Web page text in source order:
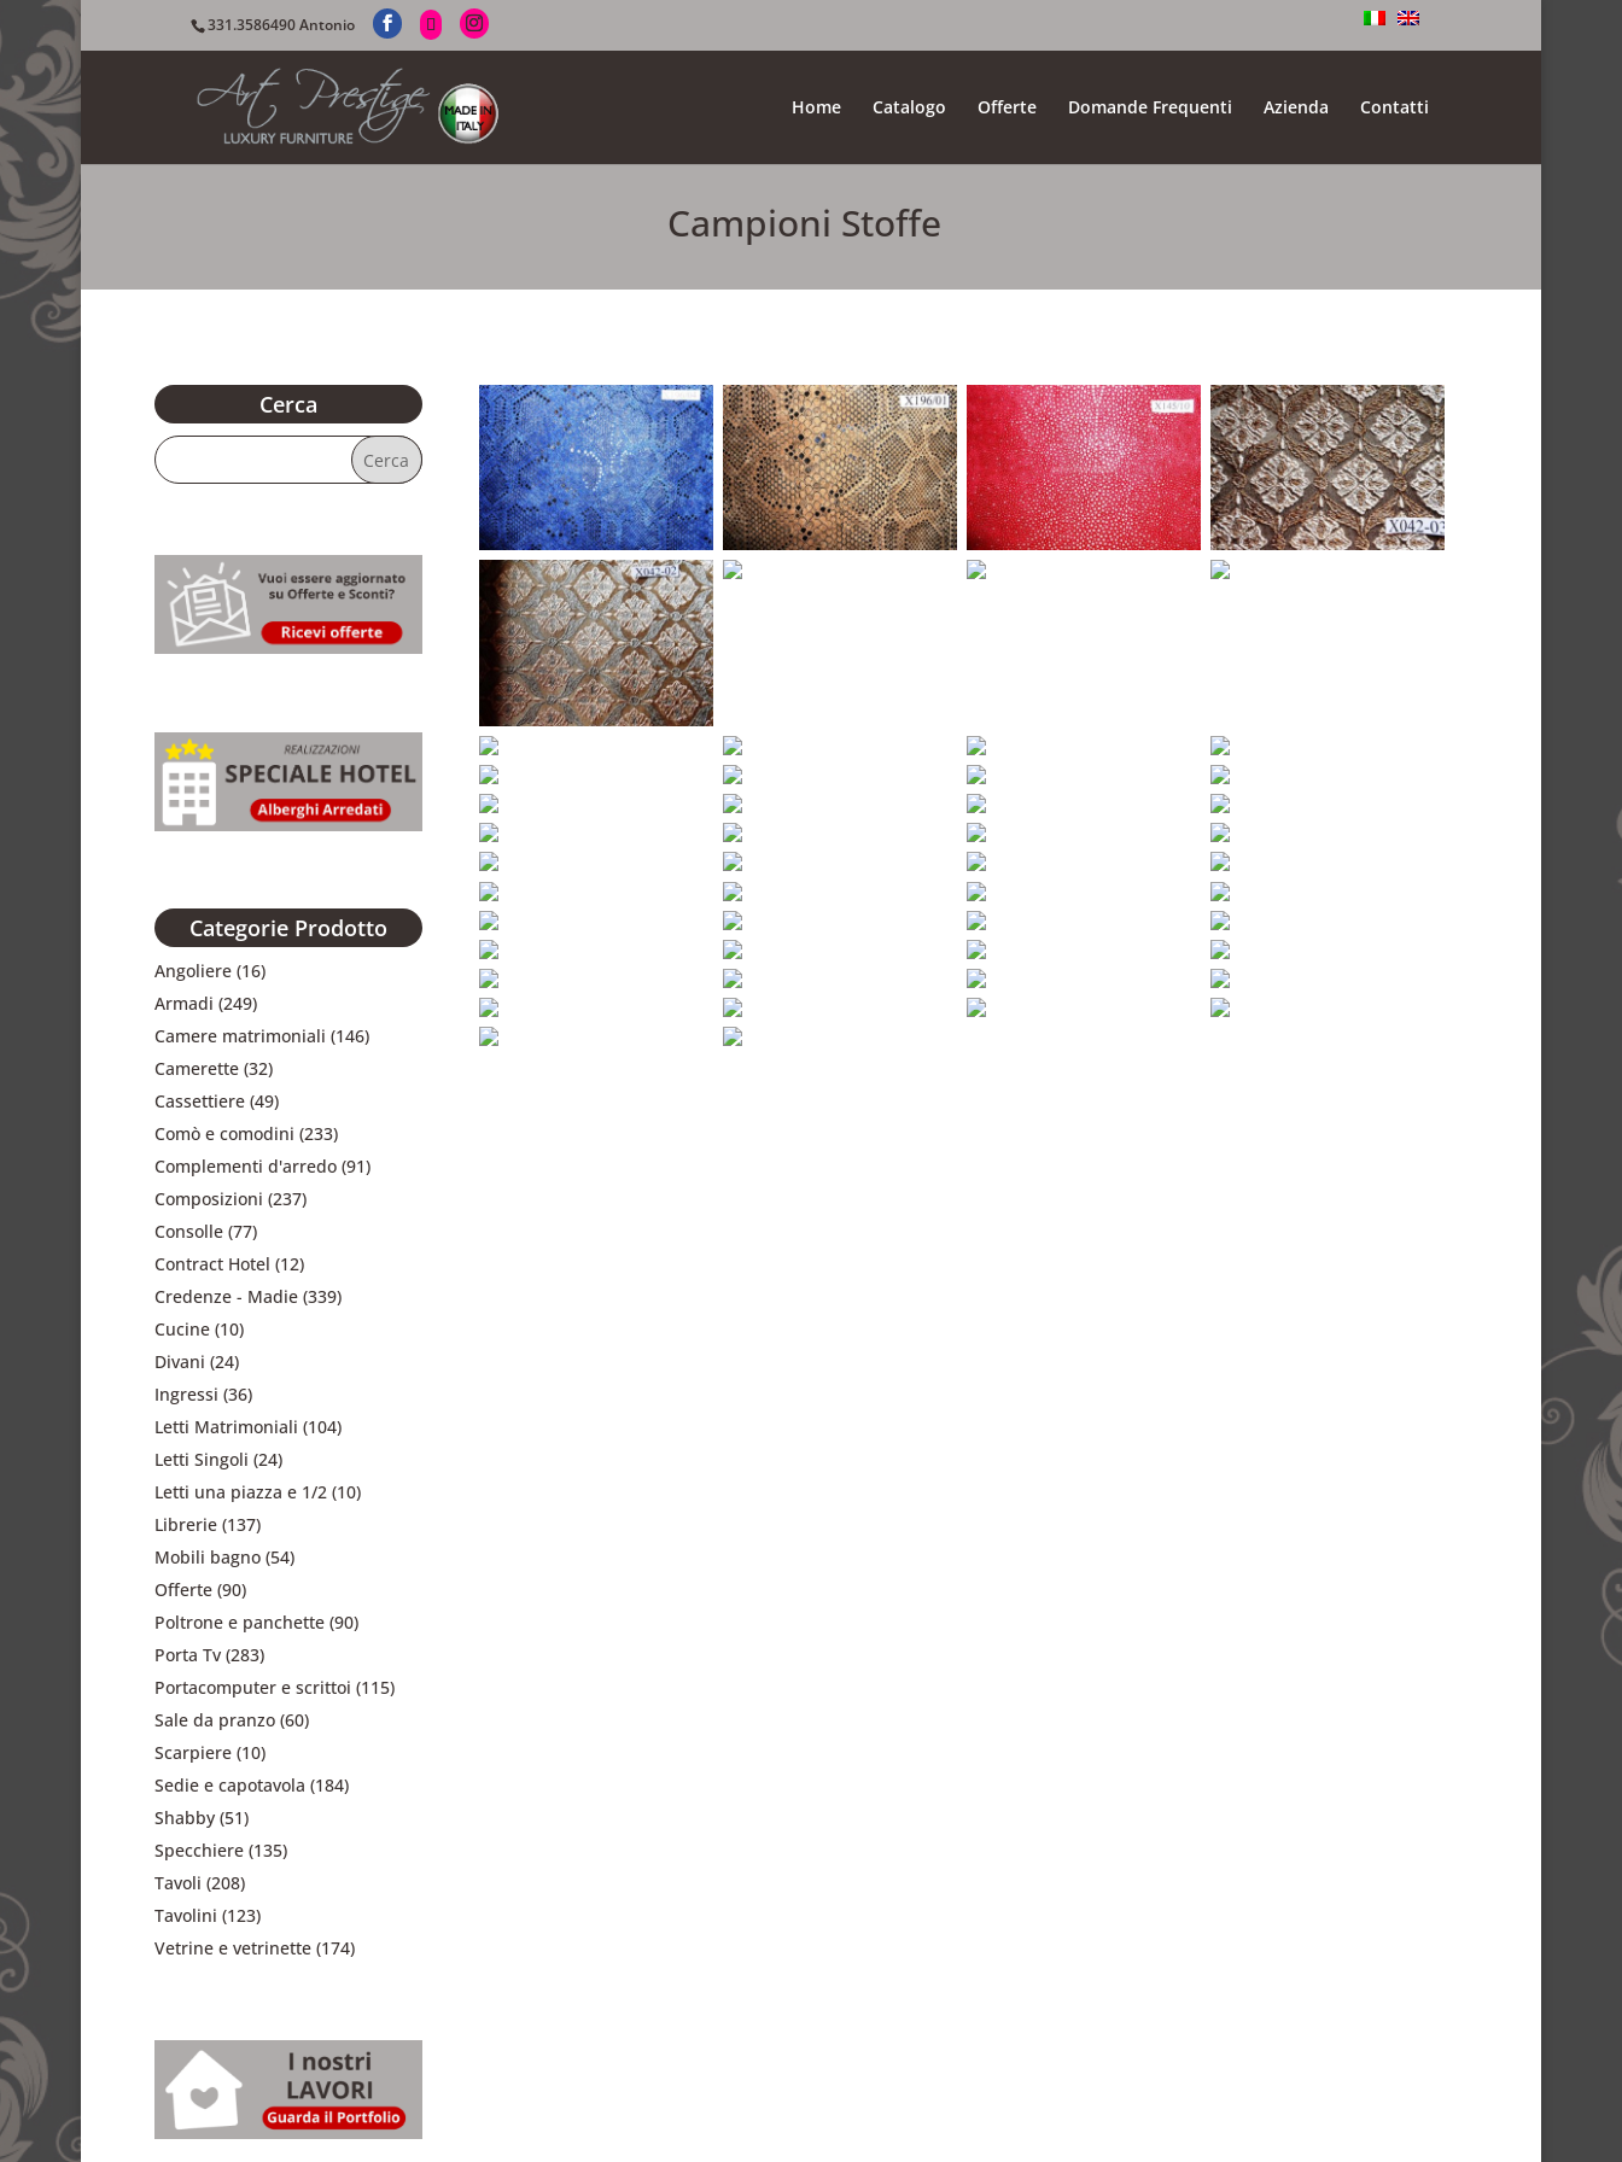
331.3586490 Antonio
Home Catalogo Offerte Domande Frequenti Azienda Contatti
Campioni Stoffe
Cerca
Categorie Prodotto
Angoliere (16)
Armadi (249)
Camere matrimoniali (146)
Camerette (32)
Cassettiere (49)
Comò e comodini (233)
Complementi d'arredo (91)
Composizioni (237)
Consolle (77)
Contract Hotel (12)
Credenze - Madie (339)
Cucine (10)
Divani (24)
Ingressi (36)
Letti Matrimoniali (104)
Letti Singoli (24)
Letti una piazza e 1/2 (10)
Librerie (137)
Mobili bagno (54)
Offerte (90)
Poltrone e panchette (90)
Porta Tv (283)
Portacomputer e scrittoi (115)
Sale da pranzo (60)
Scarpiere (10)
Sedie e capotavola (184)
Shabby (51)
Specchiere (135)
Tavoli (208)
Tavolini (123)
Vetrine e vetrinette (174)